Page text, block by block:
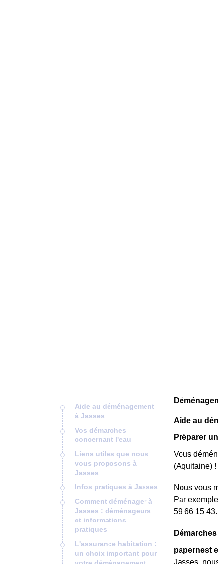
Aide au déménagement
à Jasses
Vos démarches
concernant l'eau
Liens utiles que nous
vous proposons à
Jasses
Infos pratiques à Jasses
Comment déménager à
Jasses : déménageurs
et informations
pratiques
L'assurance habitation :
un choix important pour
Aide au
Préparer
Vous
(Aquitaine)
Nous vous
Par
59 66 15 43.
papernest
Jasses,